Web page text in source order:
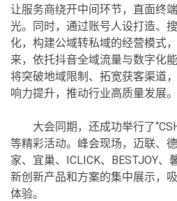
让服务商绕开中间环节，直面终
光。同时，通过账号人设打造、
化，构建公域转私域的经营模式
来，依托抖音全域流量与数字化
将突破地域限制、拓宽获客渠道
响力提升，推动行业高质量发展。
大会同期，还成功举行了
等精彩活动。峰会现场，迈联、
家、宜巢、ICLICK、BESTJOY
新创新产品和方案的集中展示，
体验。